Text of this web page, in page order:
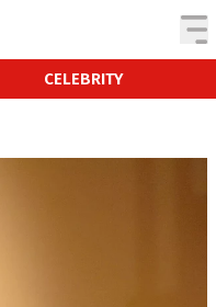
CELEBRITY
ČESKÉ CELEBRITY